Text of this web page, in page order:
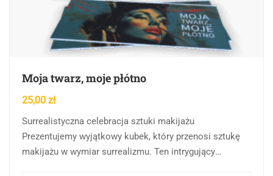
Moja twarz, moje płótno
25,00 zł
Surrealistyczna celebracja sztuki makijażu
Prezentujemy wyjątkowy kubek, który przenosi sztukę
makijażu w wymiar surrealizmu. Ten intrygujący